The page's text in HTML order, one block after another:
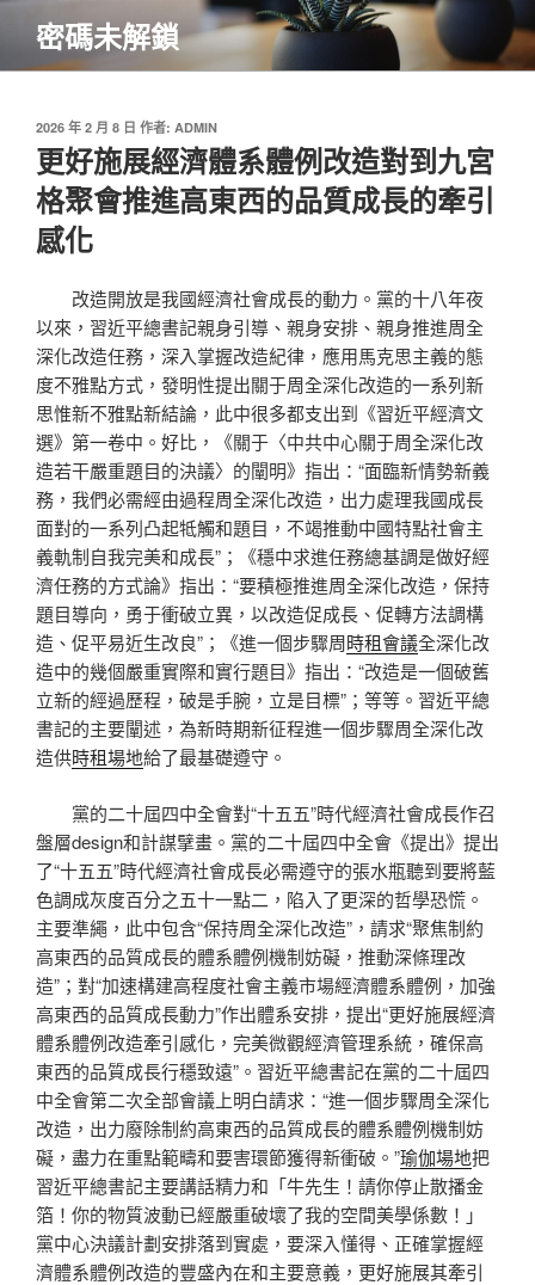
主
密碼未解鎖
發
佈
於
2026 年 2 月 8 日 作者: ADMIN
更好施展經濟體系體例改造對到九宮
格聚會推進高東西的品質成長的牽引
感化
改造開放是我國經濟社會成長的動力。黨的十八年夜
以來，習近平總書記親身引導、親身安排、親身推進周全
深化改造任務，深入掌握改造紀律，應用馬克思主義的態
度不雅點方式，發明性提出關于周全深化改造的一系列新
思惟新不雅點新結論，此中很多都支出到《習近平經濟文
選》第一卷中。好比，《關于〈中共中心關于周全深化改
造若干嚴重題目的決議〉的闡明》指出：“面臨新情勢新義
務，我們必需經由過程周全深化改造，出力處理我國成長
面對的一系列凸起牴觸和題目，不竭推動中國特點社會主
義軌制自我完美和成長”；《穩中求進任務總基調是做好經
濟任務的方式論》指出：“要積極推進周全深化改造，保持
題目導向，勇于衝破立異，以改造促成長、促轉方法調構
造、促平易近生改良”；《進一個步驟周時租會議全深化改
造中的幾個嚴重實際和實行題目》指出：“改造是一個破舊
立新的經過歷程，破是手腕，立是目標”；等等。習近平總
書記的主要闡述，為新時期新征程進一個步驟周全深化改
造供時租場地給了最基礎遵守。
黨的二十屆四中全會對“十五五”時代經濟社會成長作召
盤層design和計謀擘畫。黨的二十屆四中全會《提出》提出
了“十五五”時代經濟社會成長必需遵守的張水瓶聽到要將藍
色調成灰度百分之五十一點二，陷入了更深的哲學恐慌。
主要準繩，此中包含“保持周全深化改造”，請求“聚焦制約
高東西的品質成長的體系體例機制妨礙，推動深條理改
造”；對“加速構建高程度社會主義市場經濟體系體例，加強
高東西的品質成長動力”作出體系安排，提出“更好施展經濟
體系體例改造牽引感化，完美微觀經濟管理系統，確保高
東西的品質成長行穩致遠”。習近平總書記在黨的二十屆四
中全會第二次全部會議上明白請求：“進一個步驟周全深化
改造，出力廢除制約高東西的品質成長的體系體例機制妨
礙，盡力在重點範疇和要害環節獲得新衝破。”瑜伽場地把
習近平總書記主要講話精力和「牛先生！請你停止散播金
箔！你的物質波動已經嚴重破壞了我的空間美學係數！」
黨中心決議計劃安排落到實處，要深入懂得、正確掌握經
濟體系體例改造的豐盛內在和主要意義，更好施展其牽引